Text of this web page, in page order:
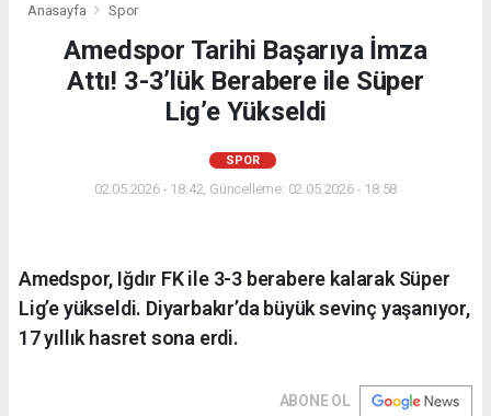
Anasayfa Spor
Amedspor Tarihi Başarıya İmza
Attı! 3-3’lük Berabere ile Süper
Lig’e Yükseldi
SPOR
02.05.2026 - 18:42, Güncelleme: 02.05.2026 - 18:58
Amedspor, Iğdır FK ile 3-3 berabere kalarak Süper
Lig’e yükseldi. Diyarbakır’da büyük sevinç yaşanıyor,
17 yıllık hasret sona erdi.
ABONE OL